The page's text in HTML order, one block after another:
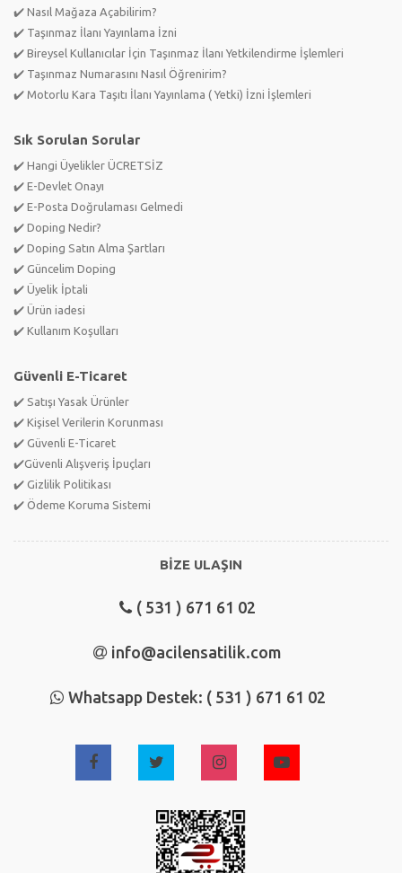
✔️ Nasıl Mağaza Açabilirim?
✔️ Taşınmaz İlanı Yayınlama İzni
✔️ Bireysel Kullanıcılar İçin Taşınmaz İlanı Yetkilendirme İşlemleri
✔️ Taşınmaz Numarasını Nasıl Öğrenirim?
✔️ Motorlu Kara Taşıtı İlanı Yayınlama ( Yetki) İzni İşlemleri
Sık Sorulan Sorular
✔️ Hangi Üyelikler ÜCRETSİZ
✔️ E-Devlet Onayı
✔️ E-Posta Doğrulaması Gelmedi
✔️ Doping Nedir?
✔️ Doping Satın Alma Şartları
✔️ Güncelim Doping
✔️ Üyelik İptali
✔️ Ürün iadesi
✔️ Kullanım Koşulları
Güvenli E-Ticaret
✔️ Satışı Yasak Ürünler
✔️ Kişisel Verilerin Korunması
✔️ Güvenli E-Ticaret
✔️Güvenli Alışveriş İpuçları
✔️ Gizlilik Politikası
✔️ Ödeme Koruma Sistemi
BİZE ULAŞIN
( 531 ) 671 61 02
info@acilensatilik.com
Whatsapp Destek: ( 531 ) 671 61 02